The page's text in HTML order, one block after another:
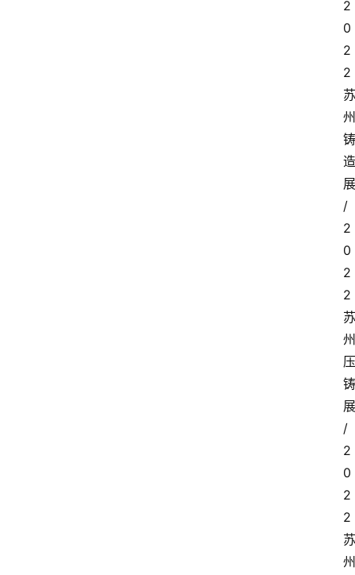
2
0
2
2
苏
州
铸
造
展
/
2
0
2
2
苏
州
压
铸
展
/
2
0
2
2
苏
州